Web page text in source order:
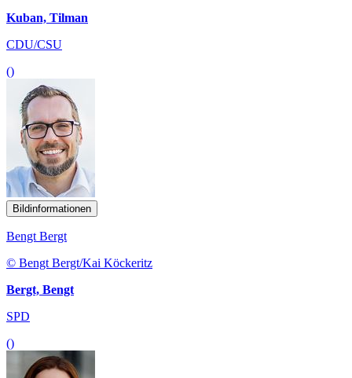
Kuban, Tilman
CDU/CSU
()
Bildinformationen
Bengt Bergt
© Bengt Bergt/Kai Köckeritz
Bergt, Bengt
SPD
()